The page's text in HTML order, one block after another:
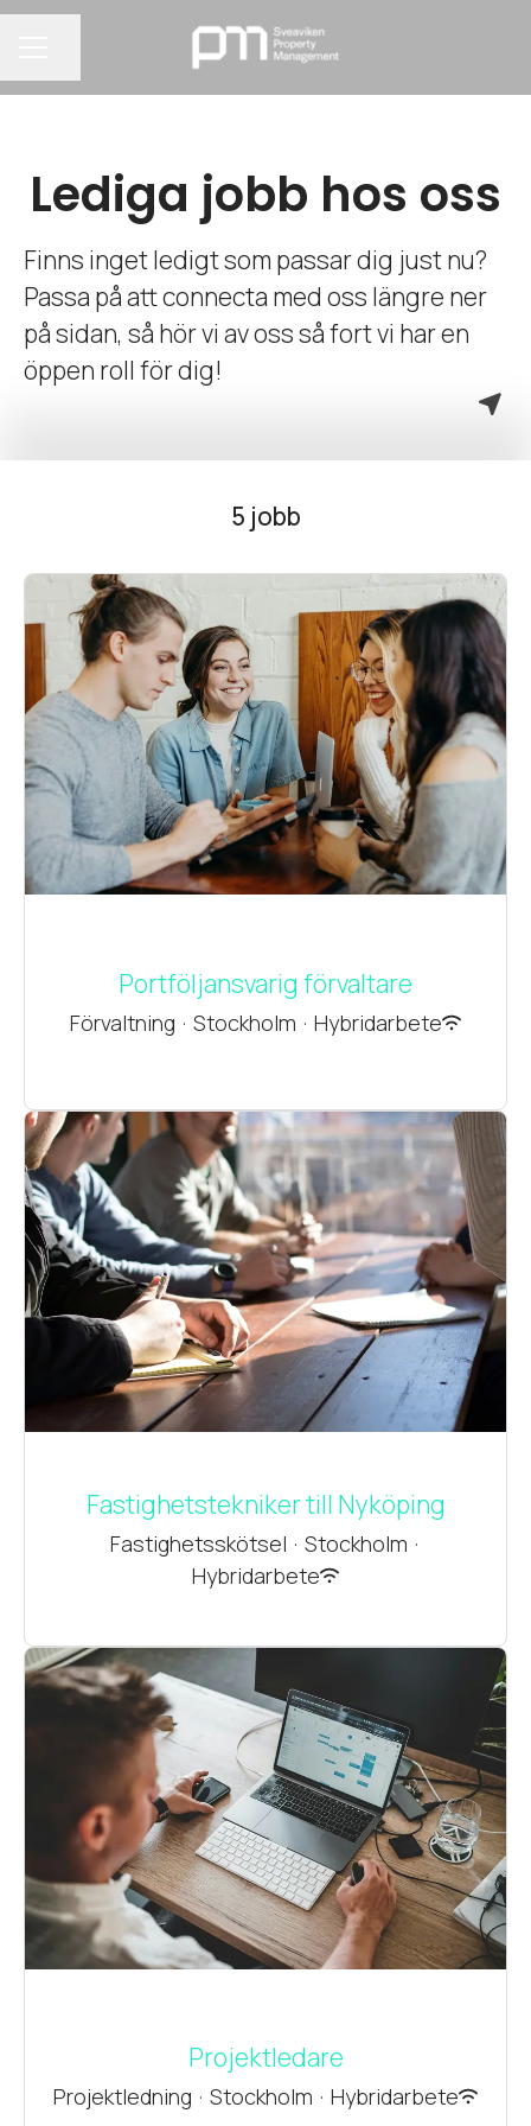
Lediga jobb hos oss
Finns inget ledigt som passar dig just nu?
Passa på att connecta med oss längre ner
på sidan, så hör vi av oss så fort vi har en
öppen roll för dig!
5 jobb
Portföljansvarig förvaltare
Förvaltning · Stockholm · Hybridarbete
Fastighetstekniker till Nyköping
Fastighetsskötsel · Stockholm ·
Hybridarbete
Projektledare
Projektledning · Stockholm · Hybridarbete